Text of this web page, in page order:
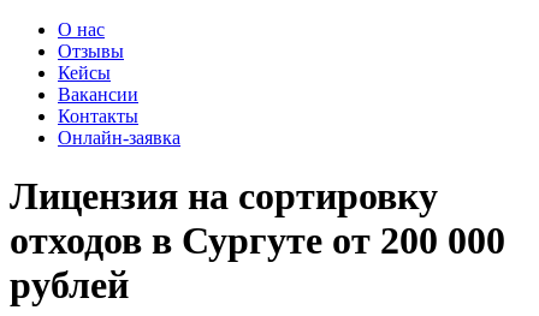
О нас
Отзывы
Кейсы
Вакансии
Контакты
Онлайн-заявка
Лицензия на сортировку
отходов в Сургуте от 200 000
рублей